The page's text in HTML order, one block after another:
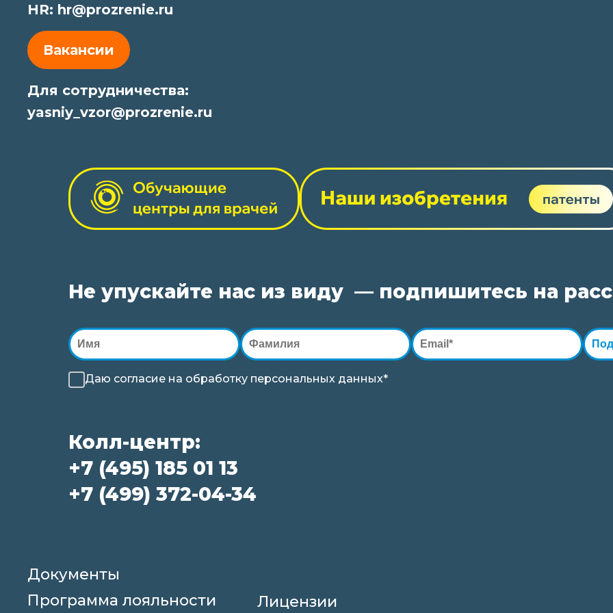
HR: hr@prozrenie.ru
Вакансии
Для сотрудничества:
yasniy_vzor@prozrenie.ru
Не упускайте нас из виду — подпишитесь на
Даю согласие на обработку персональных данных*
Колл-центр:
+7 (495) 185 01 13
+7 (499) 372-04-34
Документы
Программа лояльности
Лицензии